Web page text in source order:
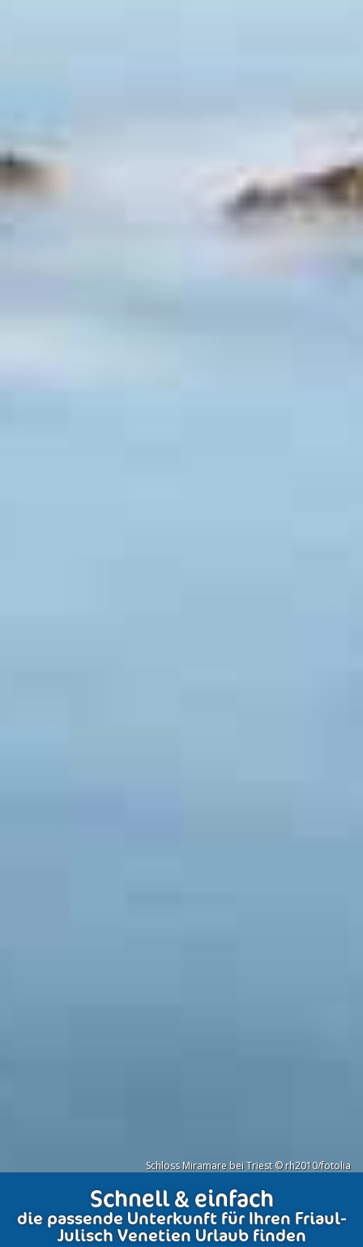
Schloss Miramare bei Triest © rh2010/fotolia
Schnell & einfach
die passende Unterkunft für Ihren Friaul-
Julisch Venetien Urlaub finden